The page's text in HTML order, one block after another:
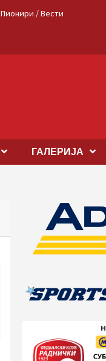
Пионири / Вести
ГАЛЕРИЈА